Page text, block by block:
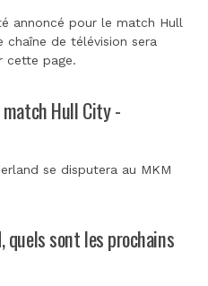
annoncé pour le match Hull
chaîne de télévision sera
cette page.
match Hull City -
se disputera au MKM
sont les prochains